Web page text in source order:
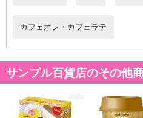
■その他共通および商品カテゴリ
さい）
こちらの情報は
カフェオレ・カフェラテ
サンプル百貨店のその他